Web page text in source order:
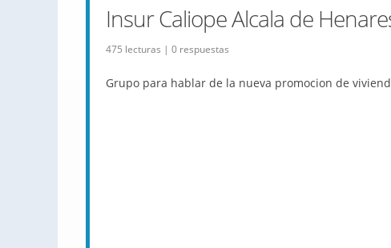
Insur Caliope Alcala de
475 lecturas | 0 respuestas
Grupo para hablar de la nueva promocion de